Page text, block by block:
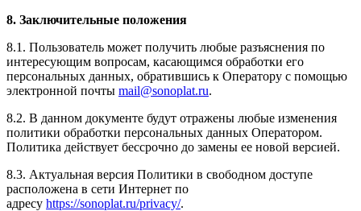
8. Заключительные положения
8.1. Пользователь может получить любые разъяснения по
интересующим вопросам, касающимся обработки его
персональных данных, обратившись к Оператору с помощью
электронной почты mail@sonoplat.ru.
8.2. В данном документе будут отражены любые изменения
политики обработки персональных данных Оператором.
Политика действует бессрочно до замены ее новой версией.
8.3. Актуальная версия Политики в свободном доступе
расположена в сети Интернет по
адресу https://sonoplat.ru/privacy/.